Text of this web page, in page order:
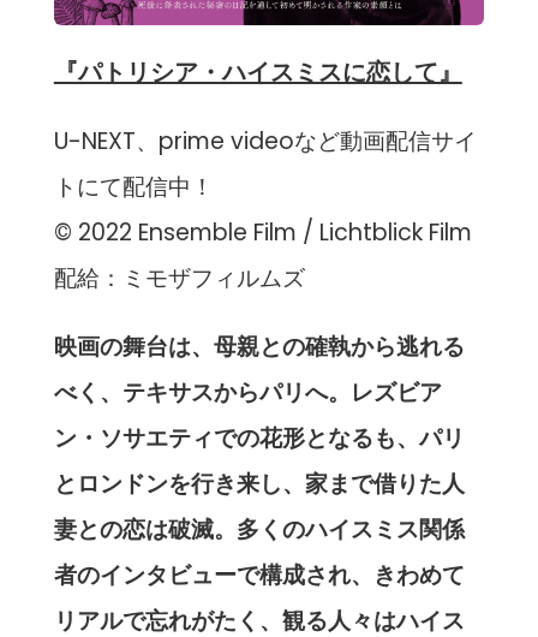
『パトリシア・ハイスミスに恋して』
U-NEXT、prime videoなど動画配信サイ
トにて配信中！
© 2022 Ensemble Film / Lichtblick Film
配給：ミモザフィルムズ
映画の舞台は、母親との確執から逃れる
べく、テキサスからパリへ。レズビア
ン・ソサエティでの花形となるも、パリ
とロンドンを行き来し、家まで借りた人
妻との恋は破滅。多くのハイスミス関係
者のインタビューで構成され、きわめて
リアルで忘れがたく、観る人々はハイス